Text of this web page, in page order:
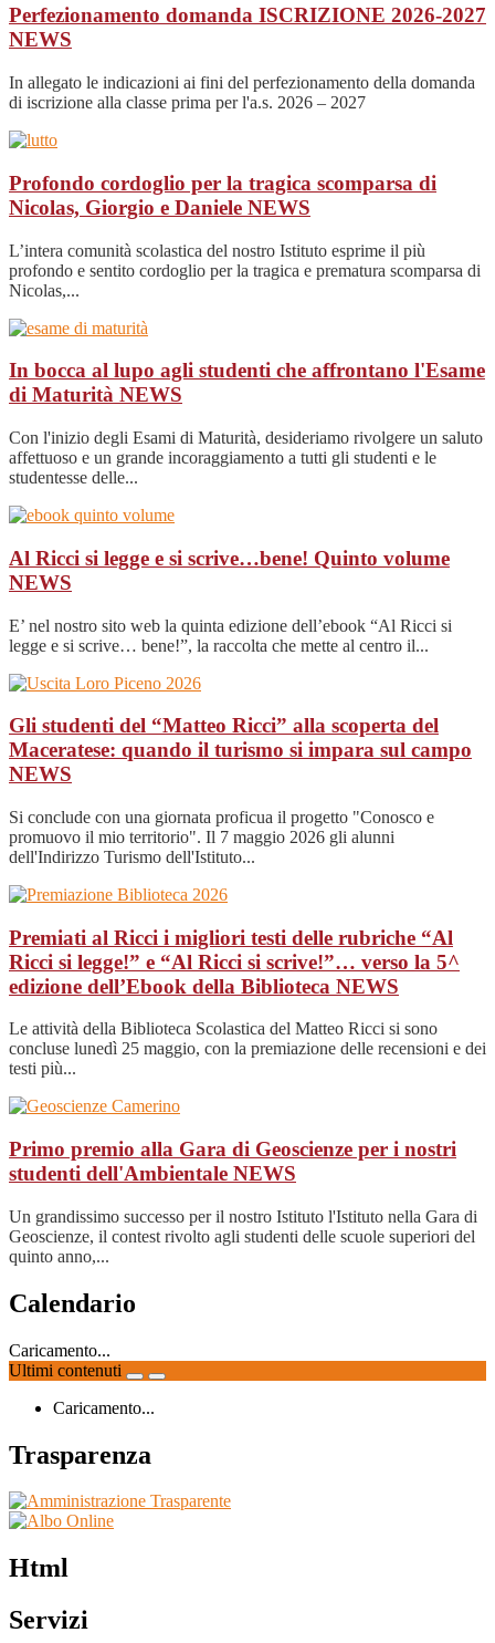
Perfezionamento domanda ISCRIZIONE 2026-2027
NEWS
In allegato le indicazioni ai fini del perfezionamento della domanda
di iscrizione alla classe prima per l'a.s. 2026 – 2027
Profondo cordoglio per la tragica scomparsa di
Nicolas, Giorgio e Daniele NEWS
L’intera comunità scolastica del nostro Istituto esprime il più
profondo e sentito cordoglio per la tragica e prematura scomparsa di
Nicolas,...
In bocca al lupo agli studenti che affrontano l'Esame
di Maturità NEWS
Con l'inizio degli Esami di Maturità, desideriamo rivolgere un saluto
affettuoso e un grande incoraggiamento a tutti gli studenti e le
studentesse delle...
Al Ricci si legge e si scrive…bene! Quinto volume
NEWS
E’ nel nostro sito web la quinta edizione dell’ebook “Al Ricci si
legge e si scrive… bene!”, la raccolta che mette al centro il...
Gli studenti del “Matteo Ricci” alla scoperta del
Maceratese: quando il turismo si impara sul campo
NEWS
Si conclude con una giornata proficua il progetto "Conosco e
promuovo il mio territorio". Il 7 maggio 2026 gli alunni
dell'Indirizzo Turismo dell'Istituto...
Premiati al Ricci i migliori testi delle rubriche “Al
Ricci si legge!” e “Al Ricci si scrive!”… verso la 5^
edizione dell’Ebook della Biblioteca NEWS
Le attività della Biblioteca Scolastica del Matteo Ricci si sono
concluse lunedì 25 maggio, con la premiazione delle recensioni e dei
testi più...
Primo premio alla Gara di Geoscienze per i nostri
studenti dell'Ambientale NEWS
Un grandissimo successo per il nostro Istituto l'Istituto nella Gara di
Geoscienze, il contest rivolto agli studenti delle scuole superiori del
quinto anno,...
Calendario
Caricamento...
Ultimi contenuti
Caricamento...
Trasparenza
Html
Servizi